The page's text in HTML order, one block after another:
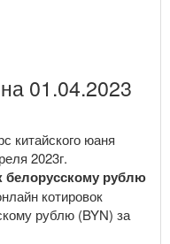
01.04.2023
китайского юаня
2023г.
белорусскому рублю
котировок
рублю (BYN) за